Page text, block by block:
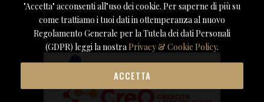
ISCRIVITI ALLA NEWSLETTER
ACCETTA
"Accetta" acconsenti all’uso dei cookie. Per saperne di più su
come trattiamo i tuoi dati in ottemperanza al nuovo
Regolamento Generale per la Tutela dei dati Personali
(GDPR) leggi la nostra Privacy & Cookie Policy.